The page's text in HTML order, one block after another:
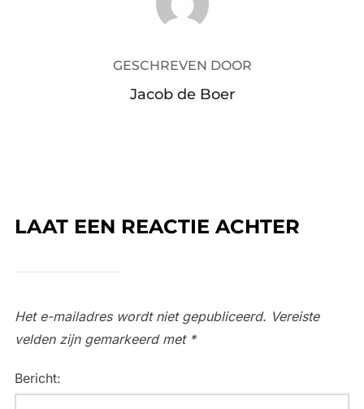
GESCHREVEN DOOR
Jacob de Boer
LAAT EEN REACTIE ACHTER
Het e-mailadres wordt niet gepubliceerd. Vereiste
velden zijn gemarkeerd met *
Bericht: